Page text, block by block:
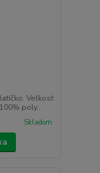
Veľkosť
poly...
Skladom